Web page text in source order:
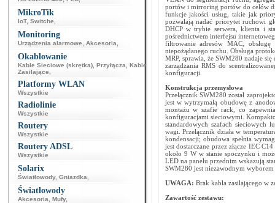
MikroTik
IoT, Switche
Monitoring
Urządzenia alarmowe Akcesoria
Okablowanie
Kable Sieciowe (skrętka) Przyłącza
Kable
Zasilające
Platformy WLAN
Wszystkie
Radiolinie
Wszystkie
Routery
Wszystkie
Routery ADSL
Wszystkie
Solarix
Światłowody, Gniazdka
Światłowody
Akcesoria Mufy,
portów i mirroring portów do celów
funkcje jakości usług, takie jak
pozwalają nadać priorytet ruchowi
DHCP w trybie serwera, klienta i
pośrednictwem interfejsu
filtrowanie adresów MAC,
niepożądanego ruchu. Obsługa
MRP, sprawia, że SWM280 nadaje
zarządzania RMS do
konfiguracji.
Konstrukcja przemysłowa
Przełącznik SWM280 został
jest w wytrzymałą obudowę z
montażu w szafie rack, co
konfiguracjami sieciowymi.
standardowych szafach sieciowych
wagi. Przełącznik działa w
kondensacji; obudowa spełnia
jest dostarczane przez złącze IEC
około 9 W w stanie spoczynku i
LED na panelu przednim wskazują
SWM280 jest niezawodnym
UWAGA: Brak kabla zasilającego w
Zawartość zestawu: